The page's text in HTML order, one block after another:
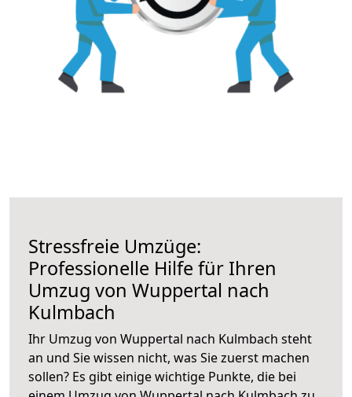
Stressfreie Umzüge:
Professionelle Hilfe für Ihren
Umzug von Wuppertal nach
Kulmbach
Ihr Umzug von Wuppertal nach Kulmbach steht
an und Sie wissen nicht, was Sie zuerst machen
sollen? Es gibt einige wichtige Punkte, die bei